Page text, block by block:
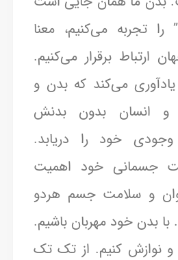
تجربه می‌کنیم، معنا
ارتباط برقرار می‌کنیم.
یادآوری می‌کند که بدن و
و انسان بدون بدنش
وجودی خود را دریابد.
جسمانی خود اهمیت
و سلامت جسم هردو
با بدن خود مهربان باشیم.
نوازش کنیم. از تک تک